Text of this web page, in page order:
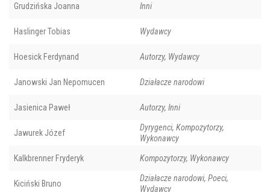
Grudzińska Joanna Inni
Haslinger Tobias Wydawcy
Hoesick Ferdynand Autorzy, Wydawcy
Janowski Jan Nepomucen Działacze narodowi
Jasienica Paweł Autorzy, Inni
Jawurek Józef
Dyrygenci, Kompozytorzy,
Wykonawcy
Kalkbrenner Fryderyk Kompozytorzy, Wykonawcy
Kiciński Bruno
Działacze narodowi, Poeci,
Wydawcy